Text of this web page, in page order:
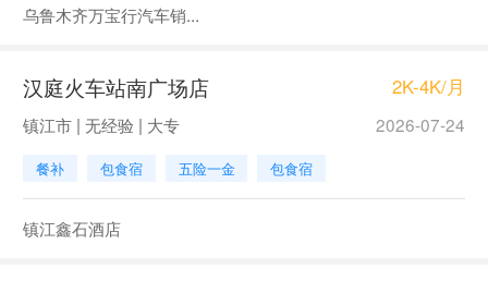
乌鲁木齐万宝行汽车销...
汉庭火车站南广场店 2K-4K/月
镇江市 | 无经验 | 大专 2026-07-24
餐补 包食宿 五险一金 包食宿
镇江鑫石酒店